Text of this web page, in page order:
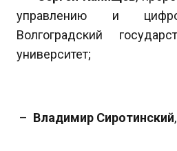
управлению и
Волгоградский
университет;
– Владимир Сиротинский